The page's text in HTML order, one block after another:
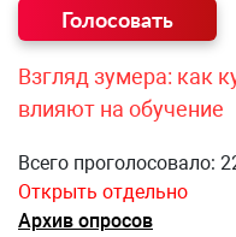
Взгляд зумера: как
влияют на обучение
Всего проголосовало:
Открыть отдельно
Архив опросов